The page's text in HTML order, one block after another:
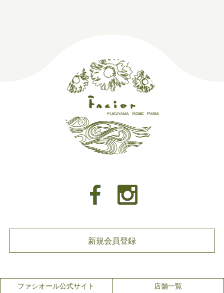
新規会員登録
ファシオール公式サイト 店舗一覧